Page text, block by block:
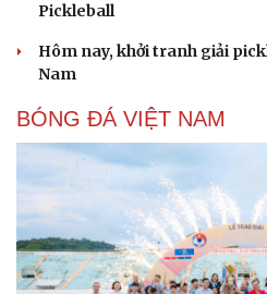
Pickleball
Hôm nay, khởi tranh giải
Nam
BÓNG ĐÁ VIỆT NAM